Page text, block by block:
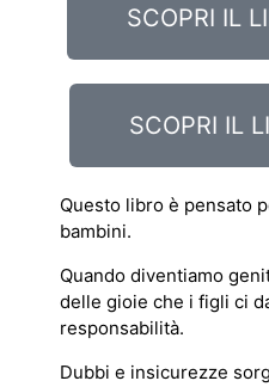
SCOPRI IL
SCOPRI IL
Questo libro è pensato
bambini.
Quando diventiamo
delle gioie che i figli ci
responsabilità.
Dubbi e insicurezze